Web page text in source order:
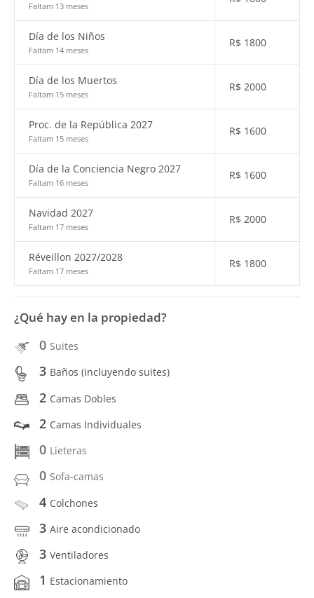
Faltam 13 meses
Día de los Niños
Faltam 14 meses
R$ 1800
Día de los Muertos
Faltam 15 meses
R$ 2000
Proc. de la República 2027
Faltam 15 meses
R$ 1600
Día de la Conciencia Negro 2027
Faltam 16 meses
R$ 1600
Navidad 2027
Faltam 17 meses
R$ 2000
Réveillon 2027/2028
Faltam 17 meses
R$ 1800
¿Qué hay en la propiedad?
0 Suites
3 Baños (incluyendo suites)
2 Camas Dobles
2 Camas Individuales
0 Lieteras
0 Sofa-camas
4 Colchones
3 Aire acondicionado
3 Ventiladores
1 Estacionamiento